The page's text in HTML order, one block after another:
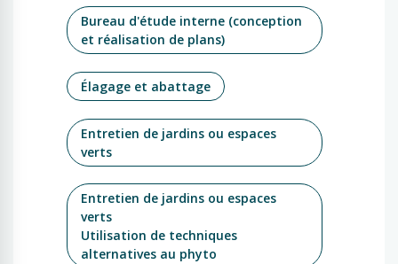
Bureau d'étude interne (conception
et réalisation de plans)
Élagage et abattage
Entretien de jardins ou espaces
verts
Entretien de jardins ou espaces
verts
Utilisation de techniques
alternatives au phyto